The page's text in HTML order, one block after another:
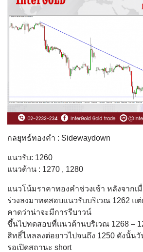
กลยุทธ์ทองคำ : Sidewaydown
แนวรับ: 1260
แนวต้าน : 1270 , 1280
แนวโน้มราคาทองคำช่วงเช้า หลังจากเ
ร่วงลงมาทดสอบเเนวรับบริเวณ 1262 แ
คาดว่าน่าจะมีการรีบาวน์
ขึ้นไปทดสอบที่เเนวต้านบริเวณ 1268 –
สิทธิ์ไหลลงต่อยาวไปจนถึง 1250 ดังนั้นวั
รอเปิดสถานะ short